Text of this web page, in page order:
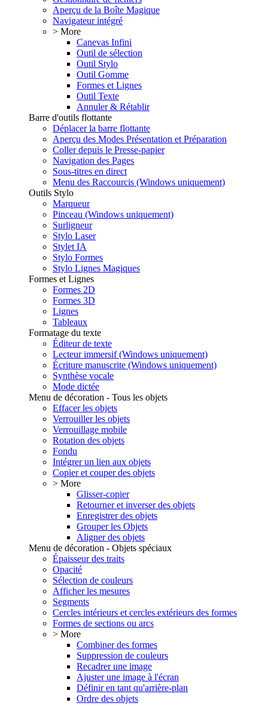
Aperçu de la Boîte Magique
Navigateur intégré
> More
Canevas Infini
Outil de sélection
Outil Stylo
Outil Gomme
Formes et Lignes
Outil Texte
Annuler & Rétablir
Barre d'outils flottante
Déplacer la barre flottante
Aperçu des Modes Présentation et Préparation
Coller depuis le Presse-papier
Navigation des Pages
Sous-titres en direct
Menu des Raccourcis (Windows uniquement)
Outils Stylo
Marqueur
Pinceau (Windows uniquement)
Surligneur
Stylo Laser
Stylet IA
Stylo Formes
Stylo Lignes Magiques
Formes et Lignes
Formes 2D
Formes 3D
Lignes
Tableaux
Formatage du texte
Éditeur de texte
Lecteur immersif (Windows uniquement)
Écriture manuscrite (Windows uniquement)
Synthèse vocale
Mode dictée
Menu de décoration - Tous les objets
Effacer les objets
Verrouiller les objets
Verrouillage mobile
Rotation des objets
Fondu
Intégrer un lien aux objets
Copier et couper des objets
> More
Glisser-copier
Retourner et inverser des objets
Enregistrer des objets
Grouper les Objets
Aligner des objets
Menu de décoration - Objets spéciaux
Épaisseur des traits
Opacité
Sélection de couleurs
Afficher les mesures
Segments
Cercles intérieurs et cercles extérieurs des formes
Formes de sections ou arcs
> More
Combiner des formes
Suppression de couleurs
Recadrer une image
Ajuster une image à l'écran
Définir en tant qu'arrière-plan
Ordre des objets